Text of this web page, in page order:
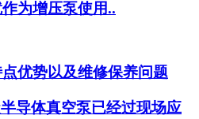
为增压泵使用..
优势以及维修保养问题
体真空泵已经过现场应